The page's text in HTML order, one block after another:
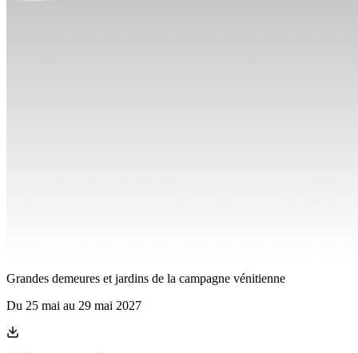
Grandes demeures et jardins de la campagne vénitienne
Du 25 mai au 29 mai 2027